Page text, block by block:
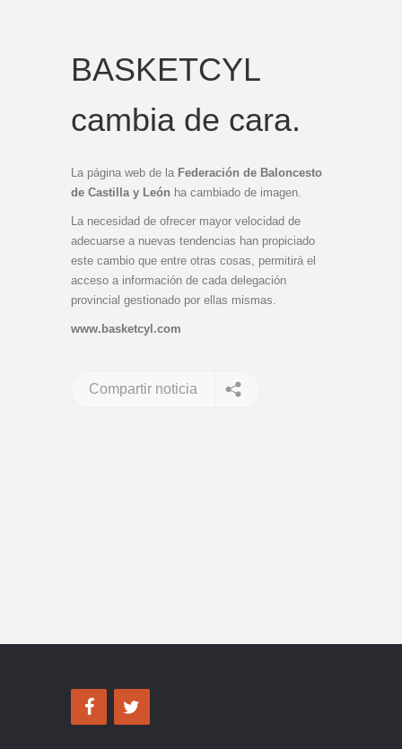
BASKETCYL
cambia de cara.
La página web de la Federación de Baloncesto
de Castilla y León ha cambiado de imagen.
La necesidad de ofrecer mayor velocidad de
adecuarse a nuevas tendencias han propiciado
este cambio que entre otras cosas, permitirá el
acceso a información de cada delegación
provincial gestionado por ellas mismas.
www.basketcyl.com
Compartir noticia